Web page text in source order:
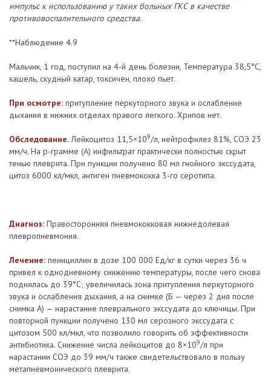
импульс к использованию у таких больных ГКС в качестве
противовоспалительного средства.
**Наблюдение 4.9
Мальчик, 1 год, поступил на 4-й день болезни, Температура 38,5°С,
кашель, скудный катар, токсичен, плохо пьет.
При осмотре: притупление перкуторного звука и ослабление
дыхания в нижних отделах правого легкого. Хрипов нет.
Обследование.Лейкоцитоз 11,5×109/л, нейтрофилез 81%, СОЭ 23
мм/ч. На р-грамме (А) инфильтрат практически полностью скрыт
тенью плеврита. При пункции получено 80 мл гнойного экссудата,
цитоз 6000 кл/мкл, антиген пневмококка 3-го серотипа.
Диагноз: Правосторонняя пневмококковая нижнедолевая
плевропневмония.
Лечение: пенициллин в дозе 100 000 Ед/кг в сутки через 36 ч
привел к однодневному снижению температуры, после чего снова
поднялась до 39°С; увеличилась зона притупления перкуторного
звука и ослабления дыхания, а на снимке (Б — через 2 дня после
снимка А) — нарастание плеврального экссудата до ключицы. При
повторной пункции получено 130 мл серозного экссудата с
цитозом 500 кл/мкл, что позволило говорить об эффективности
антибиотика. Снижение числа лейкоцитов до 8×109/л при
нарастании СОЭ до 39 мм/ч также свидетельствовало в пользу
метапневмонического плеврита.